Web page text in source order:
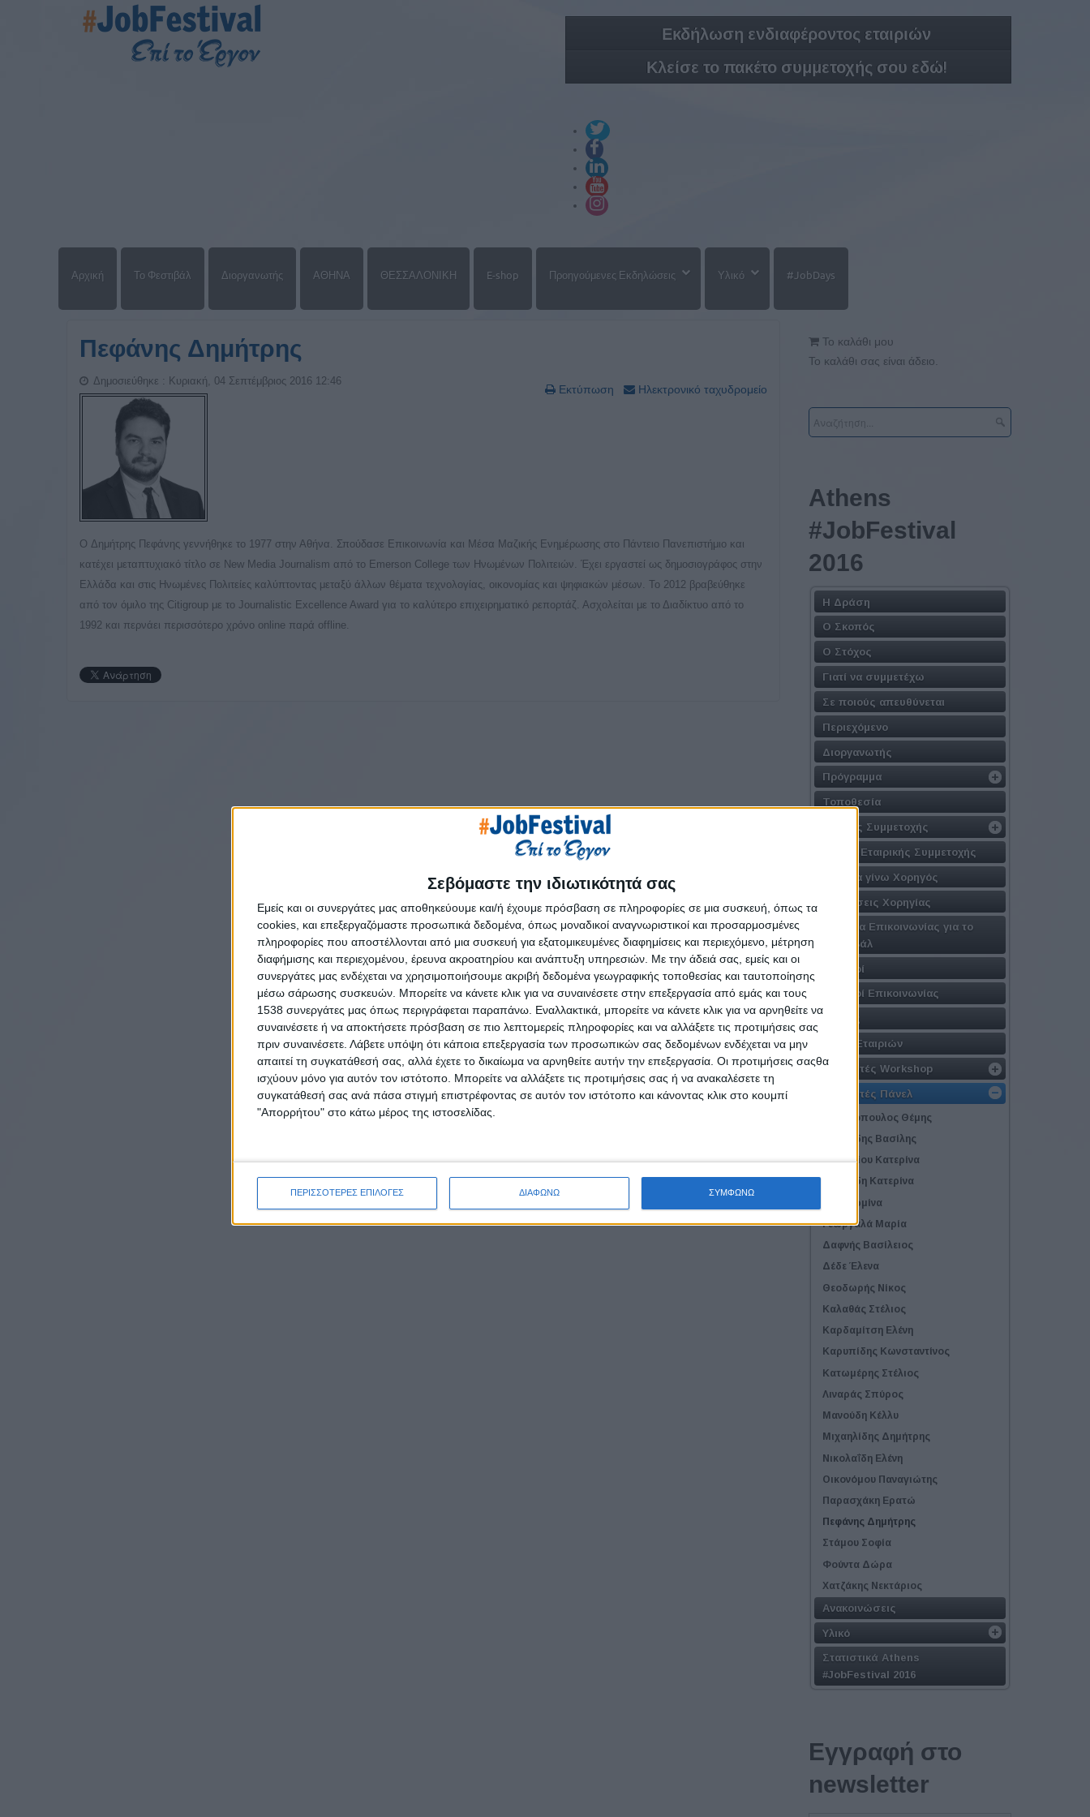
Σεβόμαστε την ιδιωτικότητά σας
Εμείς και οι συνεργάτες μας αποθηκεύουμε και/ή έχουμε πρόσβαση σε πληροφορίες σε μια συσκευή, όπως τα
cookies, και επεξεργαζόμαστε προσωπικά δεδομένα, όπως μοναδικοί αναγνωριστικοί και προσαρμοσμένες
πληροφορίες που αποστέλλονται από μια συσκευή για εξατομικευμένες διαφημίσεις και περιεχόμενο, μέτρηση
διαφήμισης και περιεχομένου, έρευνα ακροατηρίου και ανάπτυξη υπηρεσιών. Με την άδειά σας, εμείς και οι
συνεργάτες μας ενδέχεται να χρησιμοποιήσουμε ακριβή δεδομένα γεωγραφικής τοποθεσίας και ταυτοποίησης
μέσω σάρωσης συσκευών. Μπορείτε να κάνετε κλικ για να συναινέσετε στην επεξεργασία από εμάς και τους
1538 συνεργάτες μας όπως περιγράφεται παραπάνω. Εναλλακτικά, μπορείτε να κάνετε κλικ για να αρνηθείτε να
συναινέσετε ή να αποκτήσετε πρόσβαση σε πιο λεπτομερείς πληροφορίες και να αλλάξετε τις προτιμήσεις σας
πριν συναινέσετε. Λάβετε υπόψη ότι κάποια επεξεργασία των προσωπικών σας δεδομένων ενδέχεται να μην
απαιτεί τη συγκατάθεσή σας, αλλά έχετε το δικαίωμα να αρνηθείτε αυτήν την επεξεργασία. Οι προτιμήσεις σαςθα
ισχύουν μόνο για αυτόν τον ιστότοπο. Μπορείτε να αλλάξετε τις προτιμήσεις σας ή να ανακαλέσετε τη
συγκατάθεσή σας ανά πάσα στιγμή επιστρέφοντας σε αυτόν τον ιστότοπο και κάνοντας κλικ στο κουμπί
"Απορρήτου" στο κάτω μέρος της ιστοσελίδας.
ΠΕΡΙΣΣΟΤΕΡΕΣ ΕΠΙΛΟΓΕΣ ΔΙΑΦΩΝΩ ΣΥΜΦΩΝΩ
Εκδήλωση ενδιαφέροντος εταιριών
Κλείσε το πακέτο συμμετοχής σου εδώ!
Αρχική Το Φεστιβάλ Διοργανωτής ΑΘΗΝΑ ΘΕΣΣΑΛΟΝΙΚΗ E-shop Προηγούμενες Εκδηλώσεις Υλικό #JobDays
Πεφάνης Δημήτρης
Εκτύπωση Ηλεκτρονικό ταχυδρομείο
Δημοσιεύθηκε : Κυριακή, 04 Σεπτέμβριος 2016 12:46
O Δημήτρης Πεφάνης γεννήθηκε το 1977 στην Αθήνα. Σπούδασε Επικοινωνία και Μέσα Μαζικής Ενημέρωσης στο Πάντειο Πανεπιστήμιο και
κατέχει μεταπτυχιακό τίτλο σε New Media Journalism από το Emerson College των Ηνωμένων Πολιτειών. Έχει εργαστεί ως δημοσιογράφος στην
Ελλάδα και στις Ηνωμένες Πολιτείες καλύπτοντας μεταξύ άλλων θέματα τεχνολογίας, οικονομίας και ψηφιακών μέσων. Το 2012 βραβεύθηκε
από τον όμιλο της Citigroup με το Journalistic Excellence Award για το καλύτερο επιχειρηματικό ρεπορτάζ. Ασχολείται με το Διαδίκτυο από το
1992 και περνάει περισσότερο χρόνο online παρά offline.
Το καλάθι μου
Το καλάθι σας είναι άδειο.
Athens
#JobFestival
2016
Η Δράση
Ο Σκοπός
Ο Στόχος
Γιατί να συμμετέχω
Σε ποιούς απευθύνεται
Περιεχόμενο
Διοργανωτής
Πρόγραμμα
Τοποθεσία
Φόρμες Συμμετοχής
Φόρμα Εταιρικής Συμμετοχής
Γιατί να γίνω Χορηγός
Προτάσεις Χορηγίας
Στοιχεία Επικοινωνίας για το
Φεστιβάλ
Χορηγοί
Χορηγοί Επικοινωνίας
Λίστα Εταιριών
Εισηγητές Workshop
Εισηγητές Πάνελ
Αδελφόπουλος Θέμης
Αϊβαζίδης Βασίλης
Βασιλείου Κατερίνα
Βοϊτσίδη Κατερίνα
Γάκη Ερμίνα
Γεωργαλά Μαρία
Δαφνής Βασίλειος
Δέδε Έλενα
Θεοδωρής Νίκος
Καλαθάς Στέλιος
Καρδαμίτση Ελένη
Καρυπίδης Κωνσταντίνος
Κατωμέρης Στέλιος
Λιναράς Σπύρος
Μανούδη Κέλλυ
Μιχαηλίδης Δημήτρης
Νικολαΐδη Ελένη
Οικονόμου Παναγιώτης
Παρασχάκη Ερατώ
Πεφάνης Δημήτρης
Στάμου Σοφία
Φούντα Δώρα
Χατζάκης Νεκτάριος
Ανακοινώσεις
Υλικό
Στατιστικά Athens
#JobFestival 2016
Εγγραφή στο
newsletter